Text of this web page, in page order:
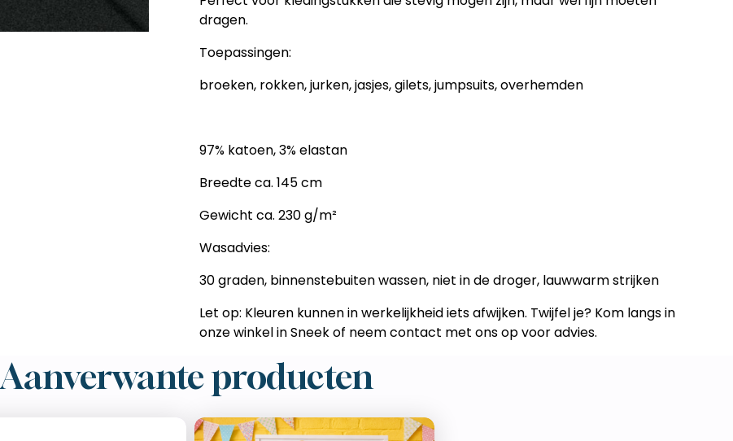
dragen.
Toepassingen:
broeken, rokken, jurken, jasjes, gilets, jumpsuits, overhemden
97% katoen, 3% elastan
Breedte ca. 145 cm
Gewicht ca. 230 g/m²
Wasadvies:
30 graden, binnenstebuiten wassen, niet in de droger, lauwwarm strijken
Let op: Kleuren kunnen in werkelijkheid iets afwijken. Twijfel je? Kom langs in
onze winkel in Sneek of neem contact met ons op voor advies.
Aanverwante producten